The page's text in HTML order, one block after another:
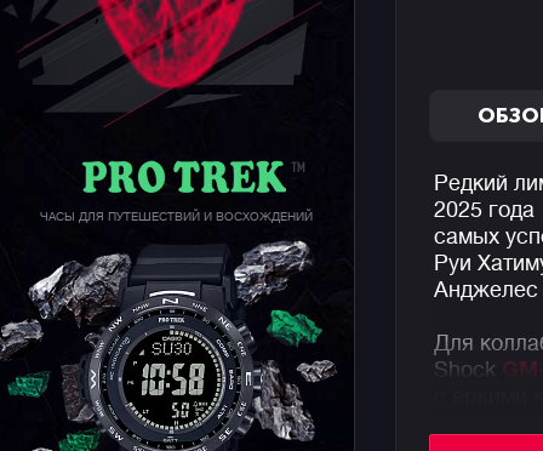
ЧАСЫ ДЛЯ ПУТЕШЕСТВИЙ И ВОСХОЖДЕНИЙ
Редкий
2025
самых
Руи
Анджелес
Для
Shock